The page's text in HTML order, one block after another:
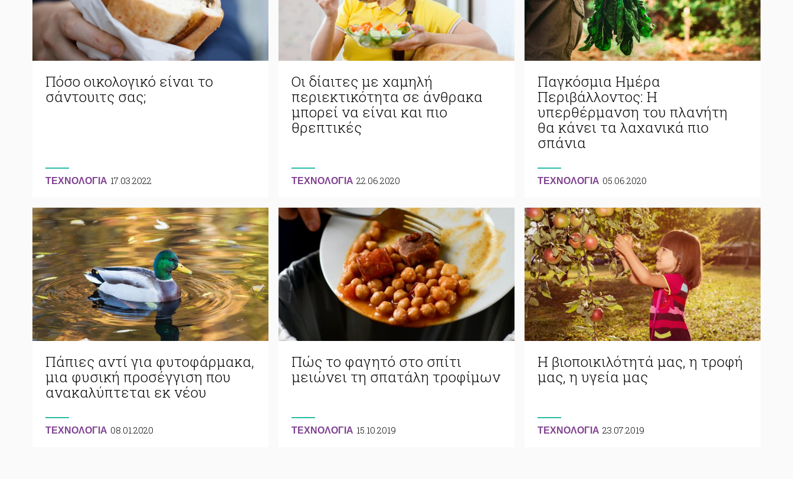
Πόσο οικολογικό είναι το
σάντουιτς σας;
ΤΕΧΝΟΛΟΓΙΑ 17.03.2022
Οι δίαιτες με χαμηλή
περιεκτικότητα σε άνθρακα
μπορεί να είναι και πιο
θρεπτικές
ΤΕΧΝΟΛΟΓΙΑ 22.06.2020
Παγκόσμια Ημέρα
Περιβάλλοντος: Η
υπερθέρμανση του πλανήτη
θα κάνει τα λαχανικά πιο
σπάνια
ΤΕΧΝΟΛΟΓΙΑ 05.06.2020
Πάπιες αντί για φυτοφάρμακα,
μια φυσική προσέγγιση που
ανακαλύπτεται εκ νέου
ΤΕΧΝΟΛΟΓΙΑ 08.01.2020
Πώς το φαγητό στο σπίτι
μειώνει τη σπατάλη τροφίμων
ΤΕΧΝΟΛΟΓΙΑ 15.10.2019
Η βιοποικιλότητά μας, η τροφή
μας, η υγεία μας
ΤΕΧΝΟΛΟΓΙΑ 23.07.2019